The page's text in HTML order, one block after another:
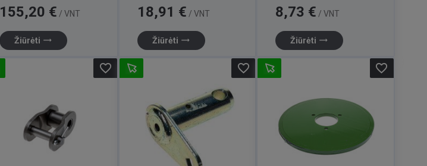
Kaina
155,20 € / VNT
Žiūrėti trending_flat
Kaina
18,91 € / VNT
Žiūrėti trending_flat
Kaina
8,73 € / VNT
Žiūrėti trending_flat
favorite_border favorite_border favorite_border